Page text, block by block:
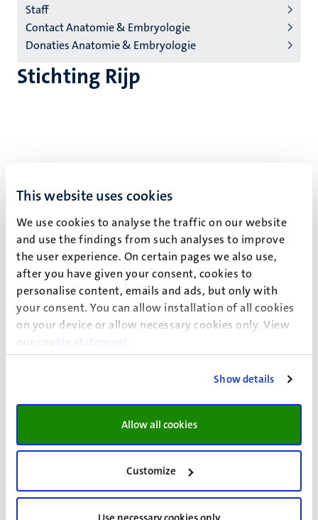
This website uses cookies
We use cookies to analyse the traffic on our website
and use the findings from such analyses to improve
the user experience. On certain pages we also use,
after you have given your consent, cookies to
personalise content, emails and ads, but only with
your consent. You can allow installation of all cookies
on your device or allow necessary cookies only. View
our
cookie statement
Show details
Allow all cookies
Customize
Staff
Contact Anatomie & Embryologie
Donaties Anatomie & Embryologie
Stichting Rijp
De “Stichting Rijp” ondersteunt het “Embryo4d”
programma door bij te dragen in de aanschaf van
computers, computerprogramma’s en de aanstelling van
onderzoekers.
Jaarverslag Stichting Rijp 2012
Jaarverslag Stichting Rijp 2013
Jaarverslag Stichting Rijp 2014
Jaarverslag Stichting Rijp 2015
Jaarverslag Stichtnig Rijp 2016
Jaarverslag Stichting Rijp 2019
Jaarverslag Stichting Rijp 2020
Jaarverslag Stichting Rijp 2021
Jaarverslag Stichting Rijp 2024
Jaarverslag Stichting Rijp 2025